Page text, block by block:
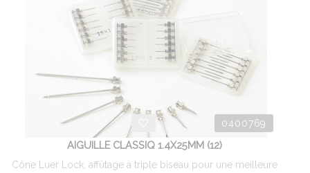
0400769
AIGUILLE CLASSIQ 1.4X25MM (12)
Cône Luer Lock, affûtage à triple biseau pour une meilleure